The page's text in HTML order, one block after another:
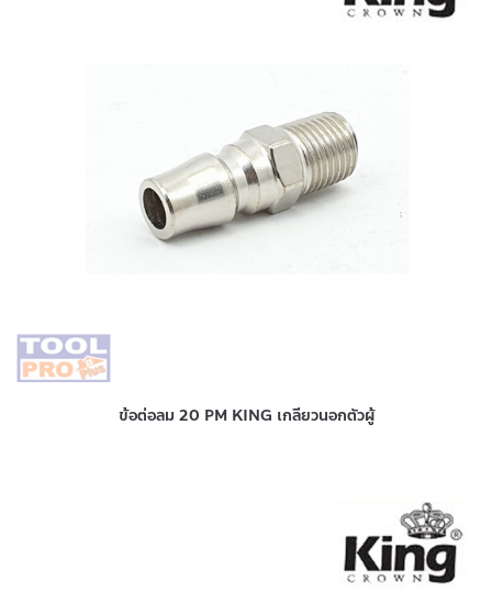
ข้อต่อลม 20 PM KING เกลียวนอกตัวผู้